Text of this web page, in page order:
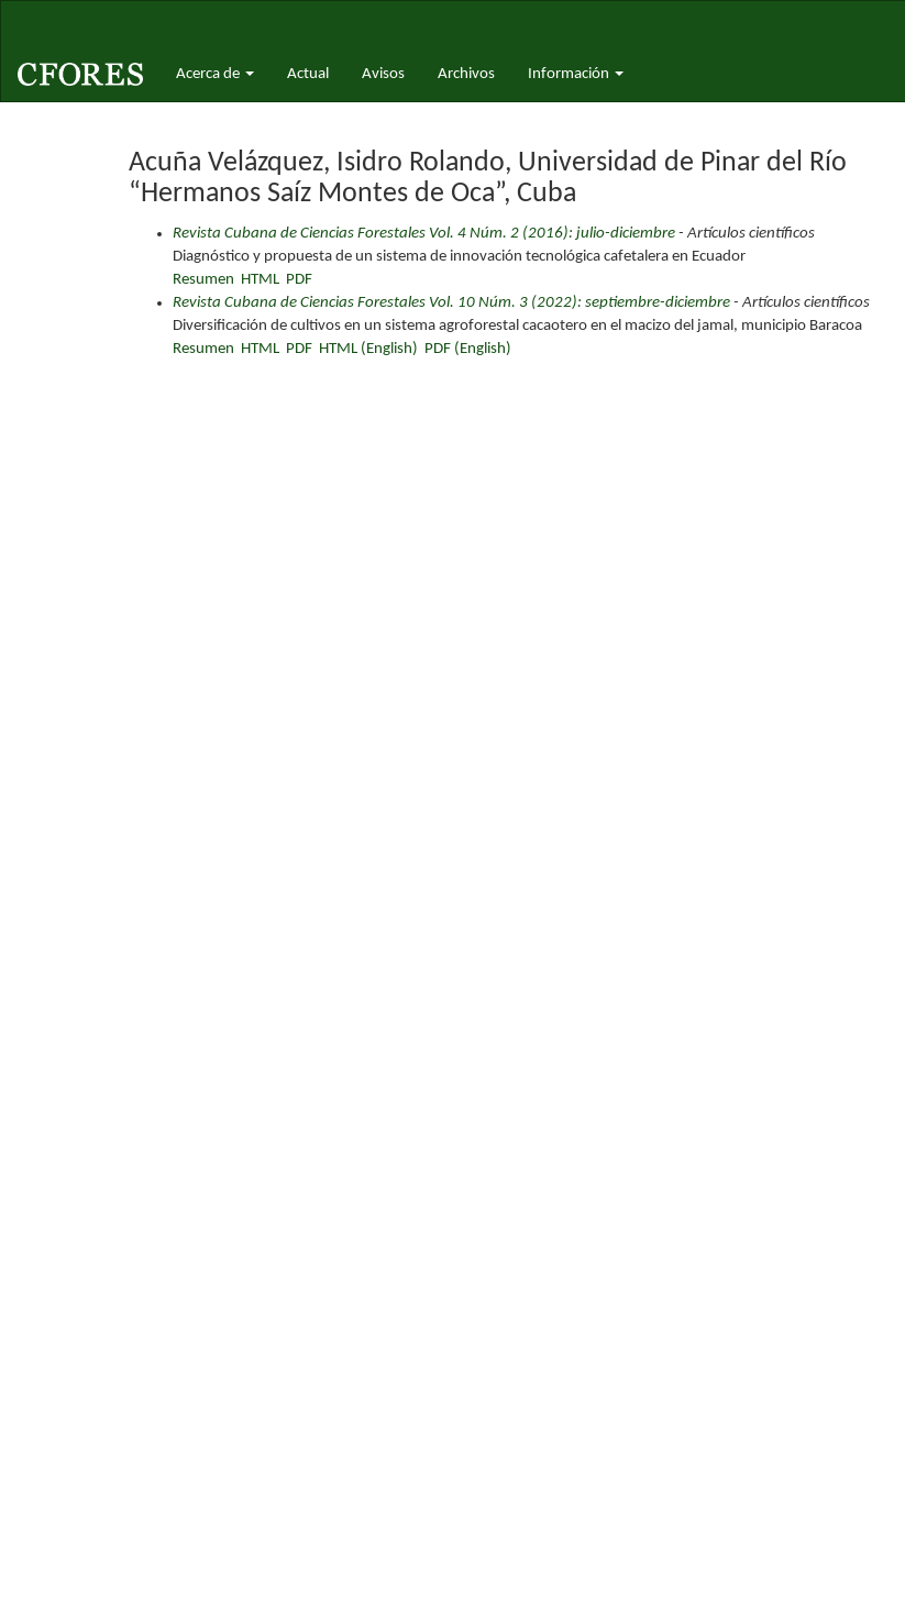
principal
Barra
Acerca de Actual Avisos Archivos Información
Acuña Velázquez, Isidro Rolando, Universidad de Pinar del Río
“Hermanos Saíz Montes de Oca”, Cuba
Revista Cubana de Ciencias Forestales Vol. 4 Núm. 2 (2016): julio-diciembre - Artículos científicos
Diagnóstico y propuesta de un sistema de innovación tecnológica cafetalera en Ecuador
Resumen HTML PDF
Revista Cubana de Ciencias Forestales Vol. 10 Núm. 3 (2022): septiembre-diciembre - Artículos científicos
Diversificación de cultivos en un sistema agroforestal cacaotero en el macizo del jamal, municipio Baracoa
Resumen HTML PDF HTML (English) PDF (English)